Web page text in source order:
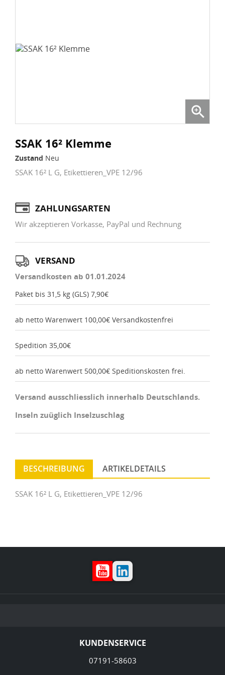

SSAK 16² Klemme
Zustand Neu
SSAK 16² L G, Etikettieren_VPE 12/96
ZAHLUNGSARTEN
Wir akzeptieren Vorkasse, PayPal und Rechnung
VERSAND
Versandkosten ab 01.01.2024
Paket bis 31,5 kg (GLS) 7,90€
ab netto Warenwert 100,00€ Versandkostenfrei
Spedition 35,00€
ab netto Warenwert 500,00€ Speditionskosten frei.
Versand ausschliesslich innerhalb Deutschlands.
Inseln zuüglich Inselzuschlag
BESCHREIBUNG ARTIKELDETAILS
SSAK 16² L G, Etikettieren_VPE 12/96
YouTube
KUNDENSERVICE
07191-58603